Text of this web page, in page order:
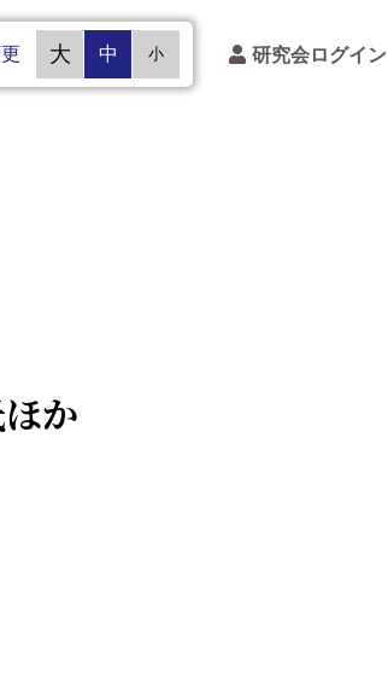
大 中 小 研究会ログイン
か